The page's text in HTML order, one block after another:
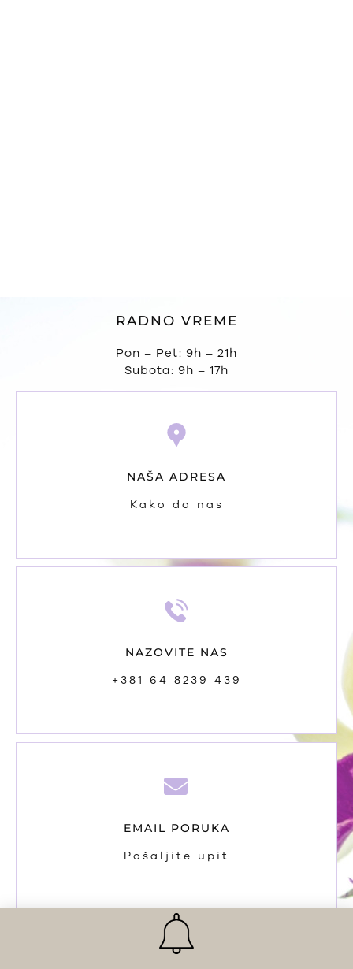
RADNO VREME
Pon – Pet: 9h – 21h
Subota: 9h – 17h
NAŠA ADRESA
Kako do nas
NAZOVITE NAS
+381 64 8239 439
EMAIL PORUKA
Pošaljite upit